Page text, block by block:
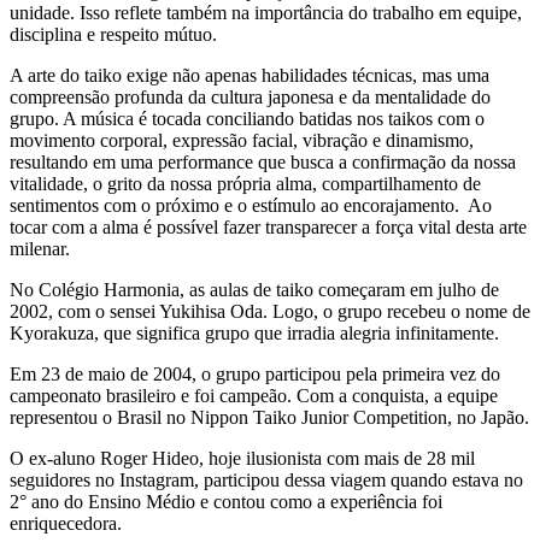
unidade. Isso reflete também na importância do trabalho em equipe,
disciplina e respeito mútuo.
A arte do taiko exige não apenas habilidades técnicas, mas uma
compreensão profunda da cultura japonesa e da mentalidade do
grupo. A música é tocada conciliando batidas nos taikos com o
movimento corporal, expressão facial, vibração e dinamismo,
resultando em uma performance que busca a confirmação da nossa
vitalidade, o grito da nossa própria alma, compartilhamento de
sentimentos com o próximo e o estímulo ao encorajamento. Ao
tocar com a alma é possível fazer transparecer a força vital desta arte
milenar.
No Colégio Harmonia, as aulas de taiko começaram em julho de
2002, com o sensei Yukihisa Oda. Logo, o grupo recebeu o nome de
Kyorakuza, que significa grupo que irradia alegria infinitamente.
Em 23 de maio de 2004, o grupo participou pela primeira vez do
campeonato brasileiro e foi campeão. Com a conquista, a equipe
representou o Brasil no Nippon Taiko Junior Competition, no Japão.
O ex-aluno Roger Hideo, hoje ilusionista com mais de 28 mil
seguidores no Instagram, participou dessa viagem quando estava no
2° ano do Ensino Médio e contou como a experiência foi
enriquecedora.